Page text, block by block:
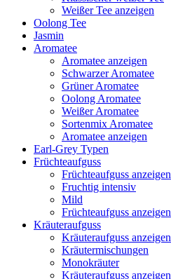
Weißer Tee anzeigen
Oolong Tee
Jasmin
Aromatee
Aromatee anzeigen
Schwarzer Aromatee
Grüner Aromatee
Oolong Aromatee
Weißer Aromatee
Sortenmix Aromatee
Aromatee anzeigen
Earl-Grey Typen
Früchteaufguss
Früchteaufguss anzeigen
Fruchtig intensiv
Mild
Früchteaufguss anzeigen
Kräuteraufguss
Kräuteraufguss anzeigen
Kräutermischungen
Monokräuter
Kräuteraufguss anzeigen